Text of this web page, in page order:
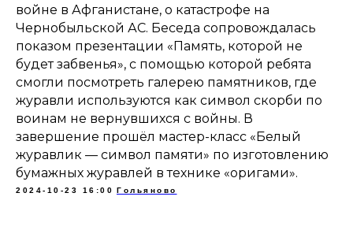
войне в Афганистане, о катастрофе на
Чернобыльской АС. Беседа сопровождалась
показом презентации «Память, которой не
будет забвенья», с помощью которой ребята
смогли посмотреть галерею памятников, где
журавли используются как символ скорби по
воинам не вернувшихся с войны. В
завершение прошёл мастер-класс «Белый
журавлик — символ памяти» по изготовлению
бумажных журавлей в технике «оригами».
2024-10-23 16:00 Гольяново